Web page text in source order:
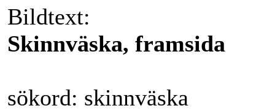
Bildtext:
Skinnväska, framsida
sökord: skinnväska